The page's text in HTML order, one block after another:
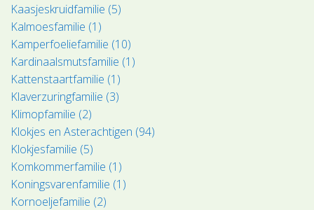
Kaasjeskruidfamilie (5)
Kalmoesfamilie (1)
Kamperfoeliefamilie (10)
Kardinaalsmutsfamilie (1)
Kattenstaartfamilie (1)
Klaverzuringfamilie (3)
Klimopfamilie (2)
Klokjes en Asterachtigen (94)
Klokjesfamilie (5)
Komkommerfamilie (1)
Koningsvarenfamilie (1)
Kornoeljefamilie (2)